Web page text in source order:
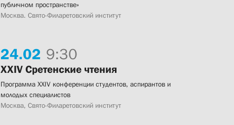
публичном пространстве»
Москва. Свято-Филаретовский институт
24.02 9:30
XXIV Сретенские чтения
Программа XXIV конференции студентов, аспирантов и
молодых специалистов
Москва, Свято-Филаретовский институт